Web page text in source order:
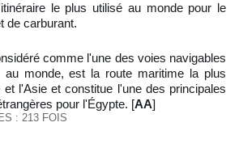
le plus utilisé au monde pour le
de carburant.
comme l'une des voies navigables
au monde, est la route maritime la plus
l'Asie et constitue l'une des principales
pour l'Égypte. [AA]
: 213 FOIS